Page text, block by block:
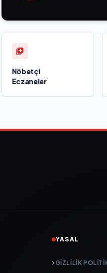
Nöbetçi
Eczaneler
YASAL
GIZLILIK